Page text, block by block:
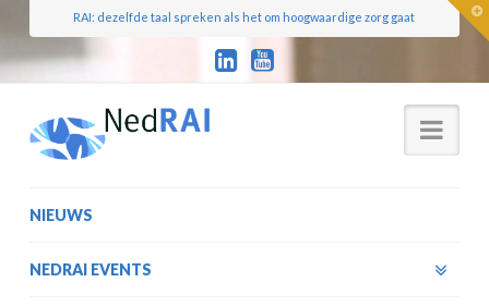
RAI: dezelfde taal spreken als het om hoogwaardige zorg gaat
NIEUWS
NEDRAI EVENTS